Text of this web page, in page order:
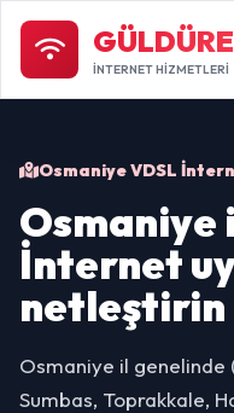
İNTERNET HİZMETLERİ
Osmaniye VDSL
Osmaniye
İnternet
netleştirin
Osmaniye il genelinde
Sumbas, Toprakkale,